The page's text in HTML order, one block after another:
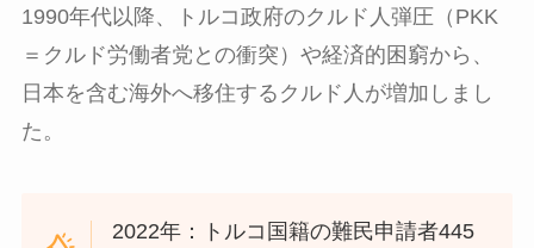
1990年代以降、トルコ政府のクルド人弾圧（PKK
＝クルド労働者党との衝突）や経済的困窮から、
日本を含む海外へ移住するクルド人が増加しまし
た。
2022年：トルコ国籍の難民申請者445